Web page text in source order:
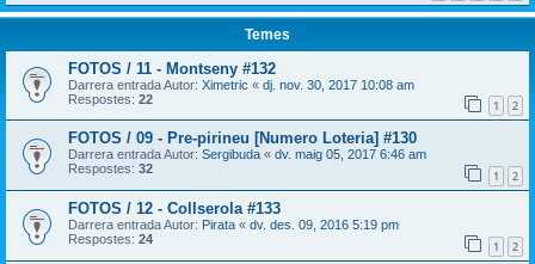
Temes
FOTOS / 11 - Montseny #132
Darrera entrada Autor: Ximetric « dj. nov. 30, 2017 10:08 am
Respostes: 22 1 2
FOTOS / 09 - Pre-pirineu [Numero Loteria] #130
Darrera entrada Autor: Sergibuda « dv. maig 05, 2017 6:46 am
Respostes: 32 1 2
FOTOS / 12 - Collserola #133
Darrera entrada Autor: Pirata « dv. des. 09, 2016 5:19 pm
Respostes: 24 1 2